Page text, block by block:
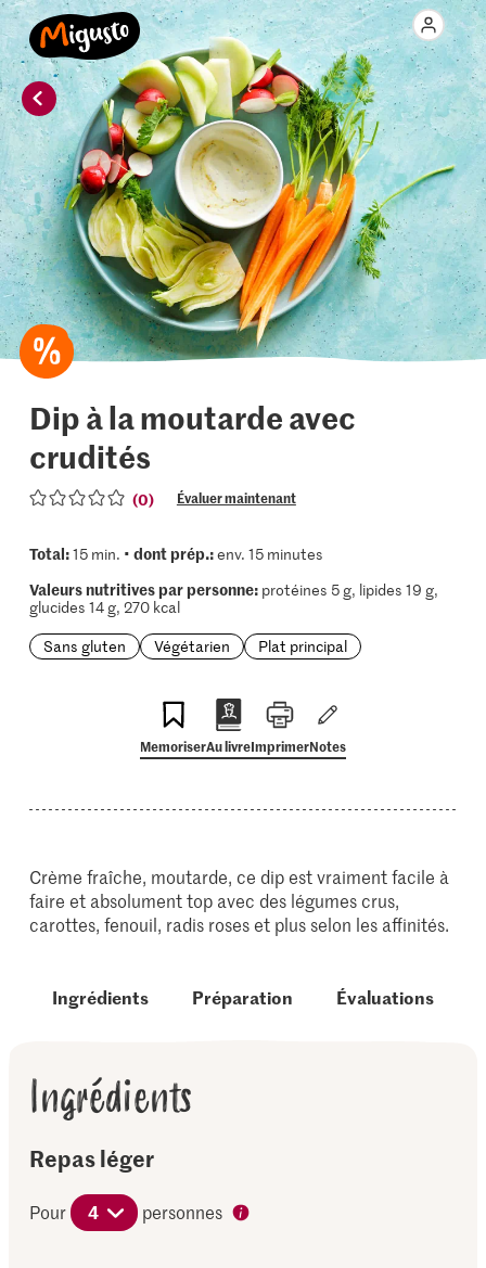
Dip à la moutarde avec
crudités
(0) Évaluer maintenant
Total:15 min. • dont prép.:env. 15 minutes
Valeurs nutritives par personne:protéines 5 g, lipides 19 g,
glucides 14 g, 270 kcal
Sans gluten
Végétarien Plat principal
MemoriserAu livreImprimerNotes
Crème fraîche, moutarde, ce dip est vraiment facile à
faire et absolument top avec des légumes crus,
carottes, fenouil, radis roses et plus selon les affinités.
Ingrédients Préparation Évaluations
Ingrédients
Repas léger
Pour 4 personnes